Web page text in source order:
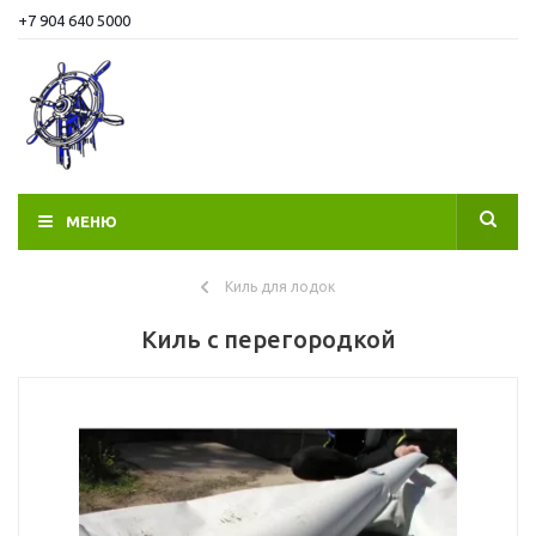
+7 904 640 5000
МЕНЮ
Киль для лодок
Киль с перегородкой